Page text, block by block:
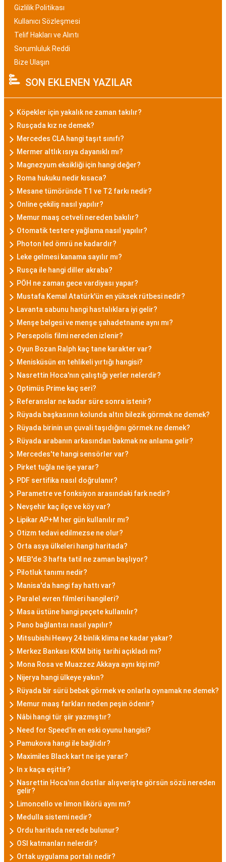
Gizlilik Politikası
Kullanıcı Sözleşmesi
Telif Hakları ve Alıntı
Sorumluluk Reddi
Bize Ulaşın
SON EKLENEN YAZILAR
Köpekler için yakalık ne zaman takılır?
Rusçada kız ne demek?
Mercedes CLA hangi taşıt sınıfı?
Mermer altlık ısıya dayanıklı mı?
Magnezyum eksikliği için hangi değer?
Roma hukuku nedir kısaca?
Mesane tümöründe T1 ve T2 farkı nedir?
Online çekiliş nasıl yapılır?
Memur maaş cetveli nereden bakılır?
Otomatik testere yağlama nasıl yapılır?
Photon led ömrü ne kadardır?
Leke gelmesi kanama sayılır mı?
Rusça ile hangi diller akraba?
PÖH ne zaman gece vardiyası yapar?
Mustafa Kemal Atatürk'ün en yüksek rütbesi nedir?
Lavanta sabunu hangi hastalıklara iyi gelir?
Menşe belgesi ve menşe şahadetname aynı mı?
Persepolis filmi nereden izlenir?
Oyun Bozan Ralph kaç tane karakter var?
Menisküsün en tehlikeli yırtığı hangisi?
Nasrettin Hoca'nın çalıştığı yerler nelerdir?
Optimüs Prime kaç seri?
Referanslar ne kadar süre sonra istenir?
Rüyada başkasının kolunda altın bilezik görmek ne demek?
Rüyada birinin un çuvali taşıdığını görmek ne demek?
Rüyada arabanın arkasından bakmak ne anlama gelir?
Mercedes'te hangi sensörler var?
Pirket tuğla ne işe yarar?
PDF sertifika nasıl doğrulanır?
Parametre ve fonksiyon arasındaki fark nedir?
Nevşehir kaç ilçe ve köy var?
Lipikar AP+M her gün kullanılır mı?
Otizm tedavi edilmezse ne olur?
Orta asya ülkeleri hangi haritada?
MEB'de 3 hafta tatil ne zaman başlıyor?
Pilotluk tanımı nedir?
Manisa'da hangi fay hattı var?
Paralel evren filmleri hangileri?
Masa üstüne hangi peçete kullanılır?
Pano bağlantısı nasıl yapılır?
Mitsubishi Heavy 24 binlik klima ne kadar yakar?
Merkez Bankası KKM bitiş tarihi açıkladı mı?
Mona Rosa ve Muazzez Akkaya aynı kişi mi?
Nijerya hangi ülkeye yakın?
Rüyada bir sürü bebek görmek ve onlarla oynamak ne demek?
Memur maaş farkları neden peşin ödenir?
Nâbi hangi tür şiir yazmıştır?
Need for Speed'in en eski oyunu hangisi?
Pamukova hangi ile bağlıdır?
Maximiles Black kart ne işe yarar?
ln x kaça eşittir?
Nasrettin Hoca'nın dostlar alışverişte görsün sözü nereden
gelir?
Limoncello ve limon likörü aynı mı?
Medulla sistemi nedir?
Ordu haritada nerede bulunur?
OSI katmanları nelerdir?
Ortak uygulama portalı nedir?